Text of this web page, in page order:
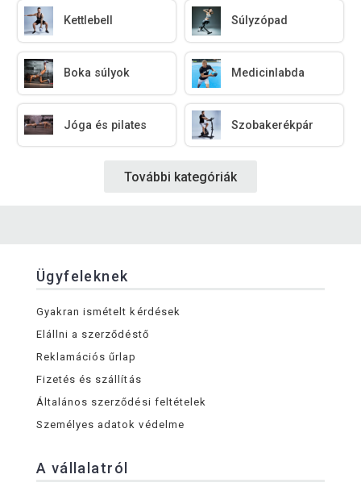
Kettlebell Súlyzópad
Boka súlyok Medicinlabda
Jóga és pilates Szobakerékpár
További kategóriák
Ügyfeleknek
Gyakran ismételt kérdések
Elállni a szerződéstő
Reklamációs űrlap
Fizetés és szállítás
Általános szerződési feltételek
Személyes adatok védelme
A vállalatról